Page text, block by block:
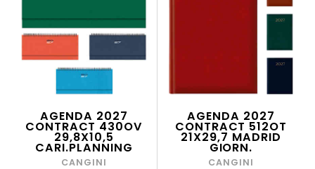
AGENDA 2027
CONTRACT 430OV
29,8X10,5
CARI.PLANNING
CANGINI
AGENDA 2027
CONTRACT 512OT
21X29,7 MADRID
GIORN.
CANGINI